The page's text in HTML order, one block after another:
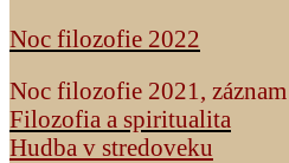
Noc filozofie 2022
Noc filozofie 2021,
Filozofia a spiritualita
Hudba v stredoveku